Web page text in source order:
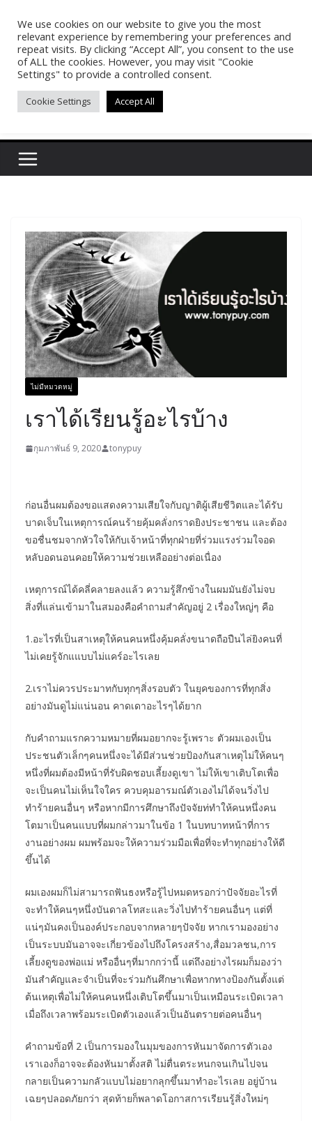
contentPasakon Puypong
(tonypuy)
เปิดพื้นที่การเรียนรู้และพร้อมแบ่งปันของผม
ไม่มีหมวดหมู่
เราได้เรียนรู้อะไรบ้าง
กุมภาพันธ์ 9, 2020 tonypuy
ก่อนอื่นผมต้องขอแสดงความเสียใจกับญาติผู้เสียชีวิตและได้รับ
บาดเจ็บในเหตุการณ์คนร้ายคุ้มคลั่งกราดยิงประชาชน และต้อง
ขอชื่นชมจากหัวใจให้กับเจ้าหน้าที่ทุกฝ่ายที่ร่วมแรงร่วมใจอด
หลับอดนอนคอยให้ความช่วยเหลืออย่างต่อเนื่อง
เหตุการณ์ได้คลี่คลายลงแล้ว ความรู้สึกข้างในผมมันยังไม่จบ
สิ่งที่แล่นเข้ามาในสมองคือคำถามสำคัญอยู่ 2 เรื่องใหญ่ๆ คือ
1.อะไรที่เป็นสาเหตุให้คนคนหนึ่งคุ้มคลั่งขนาดถือปืนไล่ยิงคนที่
ไม่เคยรู้จักแแบบไม่แคร์อะไรเลย
2.เราไม่ควรประมาทกับทุกๆสิ่งรอบตัว ในยุคของการที่ทุกสิ่ง
อย่างมันดูไม่แน่นอน คาดเดาอะไรๆได้ยาก
กับคำถามแรกความหมายที่ผมอยากจะรู้เพราะ ตัวผมเองเป็น
ประชนตัวเล็กๆคนหนึ่งจะได้มีส่วนช่วยป้องกันสาเหตุไม่ให้คนๆ
หนึ่งที่ผมต้องมีหน้าที่รับผิดชอบเลี้ยงดูเขา ไม่ให้เขาเติบโตเพื่อ
จะเป็นคนไม่เห็นใจใคร ควบคุมอารมณ์ตัวเองไม่ได้จนวิ่งไป
ทำร้ายคนอื่นๆ หรือหากมีการศึกษาถึงปัจจัยท่ทำให้คนหนึ่งคน
โตมาเป็นคนแบบที่ผมกล่าวมาในข้อ 1 ในบทบาทหน้าที่การ
งานอย่างผม ผมพร้อมจะให้ความร่วมมือเพื่อที่จะทำทุกอย่างให้ดี
ขึ้นได้
ผมเองผมก็ไม่สามารถฟันธงหรือรู้ไปหมดหรอกว่าปัจจัยอะไรที่
จะทำให้คนๆหนึ่งบันดาลโทสะและวิ่งไปทำร้ายคนอื่นๆ แต่ที่
แน่ๆมันคงเป็นองค์ประกอบจากหลายๆปัจจัย หากเรามองอย่าง
เป็นระบบมันอาจจะเกี่ยวข้องไปถึงโครงสร้าง,สื่อมวลชน,การ
เลี้ยงดูของพ่อแม่ หรืออื่นๆที่มากกว่านี้ แต่ถึงอย่างไรผมก็มองว่า
มันสำคัญและจำเป็นที่จะร่วมกันศึกษาเพื่อหากทางป้องกันตั้งแต่
ต้นเหตุเพื่อไม่ให้คนคนหนึ่งเติบโตขึ้นมาเป็นเหมือนระเบิดเวลา
เมื่อถึงเวลาพร้อมระเบิดตัวเองแล้วเป็นอันตรายต่อคนอื่นๆ
คำถามข้อที่ 2 เป็นการมองในมุมของการหันมาจัดการตัวเอง
เราเองก็อาจจะต้องหันมาตั้งสติ ไม่ตื่นตระหนกจนเกินไปจน
กลายเป็นความกลัวแบบไม่อยากลุกขึ้นมาทำอะไรเลย อยู่บ้าน
เฉยๆปลอดภัยกว่า สุดท้ายก็พลาดโอกาสการเรียนรู้สิ่งใหม่ๆ
We use cookies on our website to give you the most
relevant experience by remembering your preferences and
repeat visits. By clicking “Accept All”, you consent to the use
of ALL the cookies. However, you may visit "Cookie
Settings" to provide a controlled consent.
Cookie Settings Accept All